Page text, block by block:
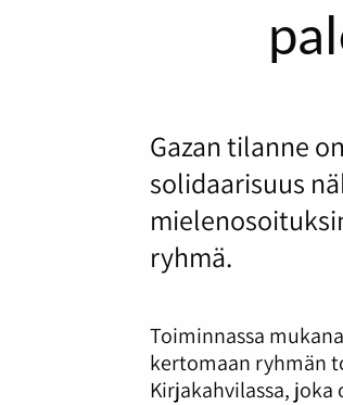
Gazan tilanne
solidaarisuus
ryhmä.
Toiminnassa
kertomaan ryhmän
Kirjakahvilassa,